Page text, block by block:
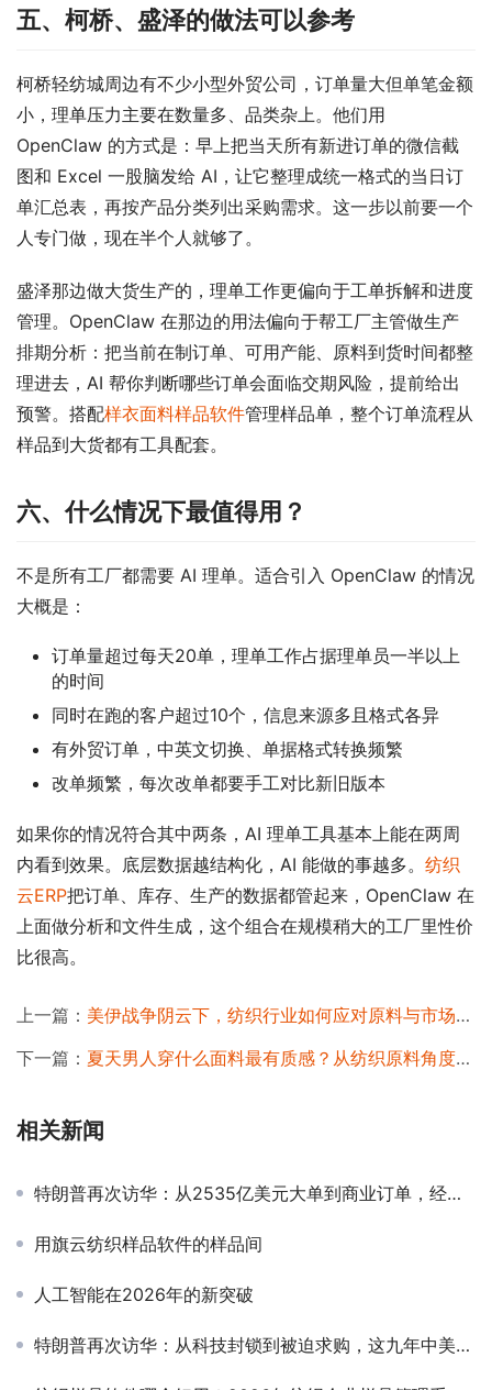
五、柯桥、盛泽的做法可以参考
柯桥轻纺城周边有不少小型外贸公司，订单量大但单笔金额
小，理单压力主要在数量多、品类杂上。他们用
OpenClaw 的方式是：早上把当天所有新进订单的微信截
图和 Excel 一股脑发给 AI，让它整理成统一格式的当日订
单汇总表，再按产品分类列出采购需求。这一步以前要一个
人专门做，现在半个人就够了。
盛泽那边做大货生产的，理单工作更偏向于工单拆解和进度
管理。OpenClaw 在那边的用法偏向于帮工厂主管做生产
排期分析：把当前在制订单、可用产能、原料到货时间都整
理进去，AI 帮你判断哪些订单会面临交期风险，提前给出
预警。搭配样衣面料样品软件管理样品单，整个订单流程从
样品到大货都有工具配套。
六、什么情况下最值得用？
不是所有工厂都需要 AI 理单。适合引入 OpenClaw 的情况
大概是：
订单量超过每天20单，理单工作占据理单员一半以上
的时间
同时在跑的客户超过10个，信息来源多且格式各异
有外贸订单，中英文切换、单据格式转换频繁
改单频繁，每次改单都要手工对比新旧版本
如果你的情况符合其中两条，AI 理单工具基本上能在两周
内看到效果。底层数据越结构化，AI 能做的事越多。 纺织
云ERP把订单、库存、生产的数据都管起来，OpenClaw 在
上面做分析和文件生成，这个组合在规模稍大的工厂里性价
比很高。
上一篇： 美伊战争阴云下，纺织行业如何应对原料与市场的双重冲击？
下一篇： 夏天男人穿什么面料最有质感？从纺织原料角度给你讲清楚
相关新闻
特朗普再次访华：从2535亿美元大单到商业订单，经贸合作底层逻辑变了
用旗云纺织样品软件的样品间
人工智能在2026年的新突破
特朗普再次访华：从科技封锁到被迫求购，这九年中美科技发生了什么